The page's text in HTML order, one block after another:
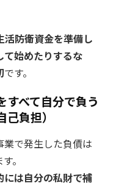
活防衛資金を準備し
て始めたりするな
です。
すべて自分で負う
負担）
で発生した負債は
。
は自分の私財で補